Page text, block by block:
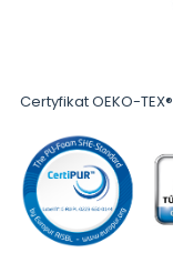
Certyfikat OEKO-TEX®